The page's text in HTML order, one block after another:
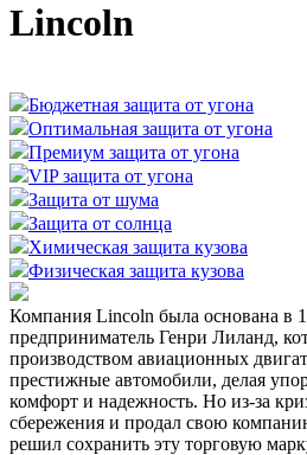
Lincoln
Бюджетная защита от угона
Оптимальная защита от угона
Премиум защита от угона
VIP защита от угона
Защита от шума
Защита от солнца
Химическая защита кузова
Физическая защита кузова
Компания Lincoln была основана в
предприниматель Генри Лиланд,
производством авиационных
престижные автомобили, делая
комфорт и надежность. Но из-за
сбережения и продал свою
решил сохранить эту торговую